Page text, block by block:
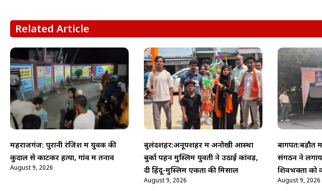
Related Article
महराजगंज: पुरानी रंजिश में युवक की
कुदाल से काटकर हत्या, गांव में तनाव
August 9, 2026
बुलंदशहर:अनूपशहर में अनोखी आस्था
बुर्का पहन मुस्लिम युवती ने उठाई कांवड़,
दी हिंदू-मुस्लिम एकता की मिसाल
August 9, 2026
बागपत:बड़ौत
संगठन ने
शिवभक्तों को
August 9, 2026